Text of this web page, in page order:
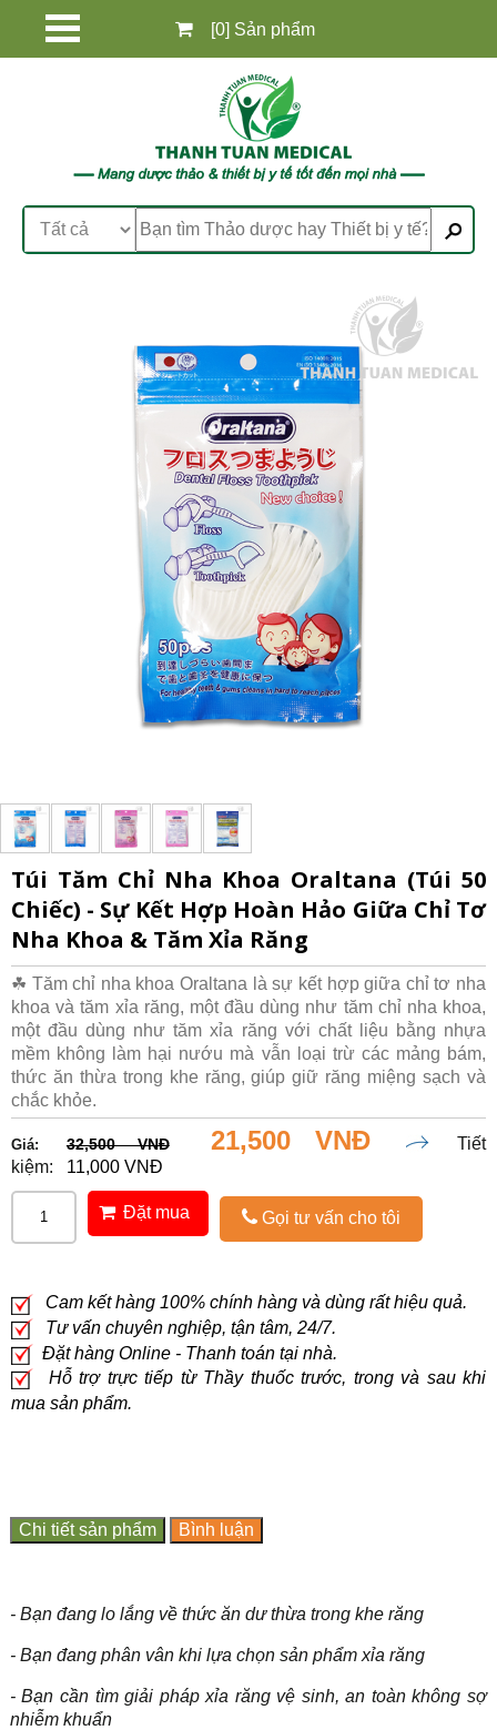
[0] Sản phẩm
Túi Tăm Chỉ Nha Khoa Oraltana (Túi 50
Chiếc) - Sự Kết Hợp Hoàn Hảo Giữa Chỉ Tơ
Nha Khoa & Tăm Xỉa Răng
☘ Tăm chỉ nha khoa Oraltana là sự kết hợp giữa chỉ tơ nha
khoa và tăm xỉa răng, một đầu dùng như tăm chỉ nha khoa,
một đầu dùng như tăm xỉa răng với chất liệu bằng nhựa
mềm không làm hại nướu mà vẫn loại trừ các mảng bám,
thức ăn thừa trong khe răng, giúp giữ răng miệng sạch và
chắc khỏe.
Giá: 32,500 VNĐ 21,500 VNĐ
Tiết
kiệm:
11,000 VNĐ
Đặt mua Gọi tư vấn cho tôi
Cam kết hàng 100% chính hàng và dùng rất hiệu quả.
Tư vấn chuyên nghiệp, tận tâm, 24/7.
Đặt hàng Online - Thanh toán tại nhà.
Hỗ trợ trực tiếp từ Thầy thuốc trước, trong và sau khi
mua sản phẩm.
Chi tiết sản phẩm Bình luận
- Bạn đang lo lắng về thức ăn dư thừa trong khe răng
- Bạn đang phân vân khi lựa chọn sản phẩm xỉa răng
- Bạn cần tìm giải pháp xỉa răng vệ sinh, an toàn không sợ
nhiễm khuẩn